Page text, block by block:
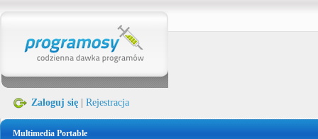
Zaloguj się Rejestracja
Multimedia Portable